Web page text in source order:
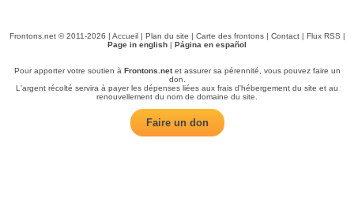
Frontons.net © 2011-2026 | Accueil| Plan du site | Carte des frontons| Contact| Flux RSS |
Page in english | Página en español
Pour apporter votre soutien à Frontons.netet assurer sa pérennité, vous pouvez faire un
don.
L'argent récolté servira à payer les dépenses liées aux frais d'hébergement du site et au
renouvellement du nom de domaine du site.
Faire un don